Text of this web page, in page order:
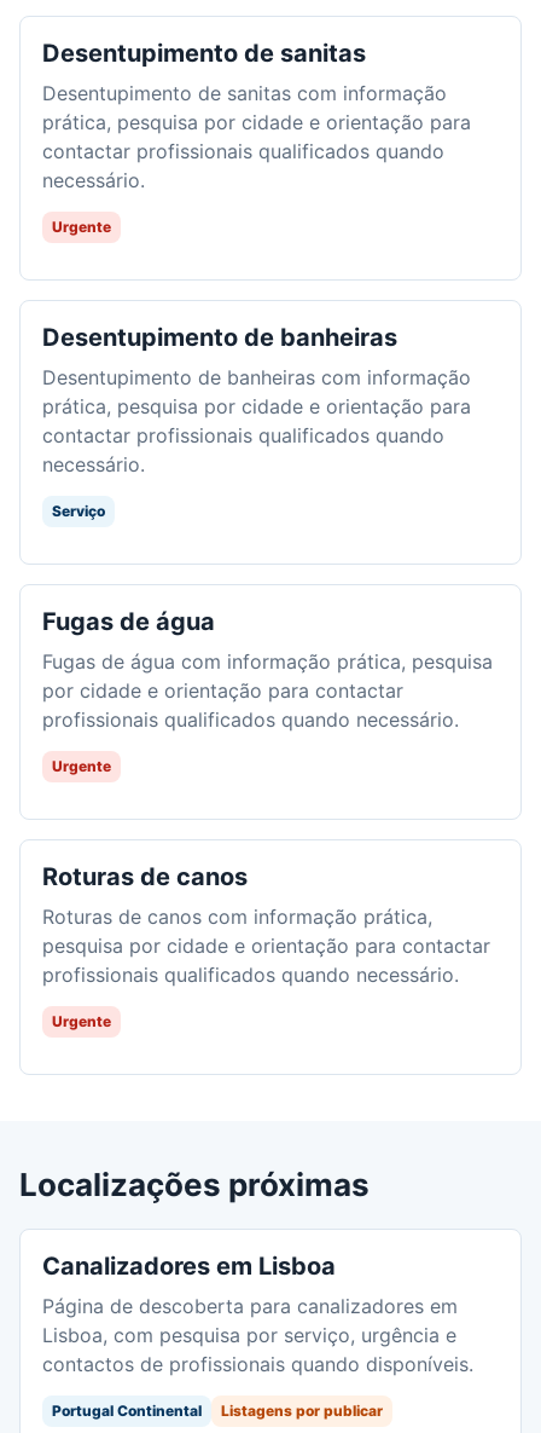
Desentupimento de sanitas
Desentupimento de sanitas com informação
prática, pesquisa por cidade e orientação para
contactar profissionais qualificados quando
necessário.
Urgente
Desentupimento de banheiras
Desentupimento de banheiras com informação
prática, pesquisa por cidade e orientação para
contactar profissionais qualificados quando
necessário.
Serviço
Fugas de água
Fugas de água com informação prática, pesquisa
por cidade e orientação para contactar
profissionais qualificados quando necessário.
Urgente
Roturas de canos
Roturas de canos com informação prática,
pesquisa por cidade e orientação para contactar
profissionais qualificados quando necessário.
Urgente
Localizações próximas
Canalizadores em Lisboa
Página de descoberta para canalizadores em
Lisboa, com pesquisa por serviço, urgência e
contactos de profissionais quando disponíveis.
Portugal Continental Listagens por publicar